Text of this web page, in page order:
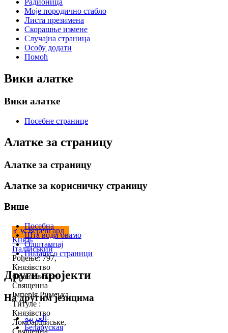
♂ w Беренгард
Князь
Італійський
Рођење: 797,
Князівство
Франківське,
Священна
Імперія Римська
Титуле :
Князівство
Ломбардійське,
Священна
Радионица
Моје породично стабло
Листа презимена
Скорашње измене
Случајна страница
Особу додати
Помоћ
Вики алатке
Вики алатке
Посебне странице
Алатке за страницу
Алатке за страницу
Алатке за корисничку страницу
Више
Посебна
Шта води овамо
Одштампај
Подаци о страници
Други пројекти
На другим језицима
العربية
Беларуская